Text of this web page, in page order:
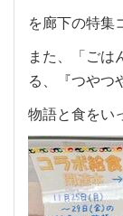
を廊下の特集
また、「ごは
る、『つやつ
物語と食をい